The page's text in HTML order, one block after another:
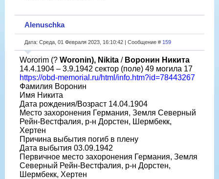
Alenuschka
Дата: Среда, 01 Февраля 2023, 16:10:42 | Сообщение # 159
Wororim (? Woronin), Nikita / Воронин Никита
14.4.1904 – 3.9.1942 сектор (поле) 49 могила 17
https://obd-memorial.ru/html/info.htm?id=78443267
Фамилия Воронин
Имя Никита
Дата рождения/Возраст 14.04.1904
Место захоронения Германия, Земля Северный
Рейн-Вестфалия, р-н Дорстен, Шермбекк,
Хертен
Причина выбытия погиб в плену
Дата выбытия 03.09.1942
Первичное место захоронения Германия, Земля
Северный Рейн-Вестфалия, р-н Дорстен,
Шермбекк, Хертен